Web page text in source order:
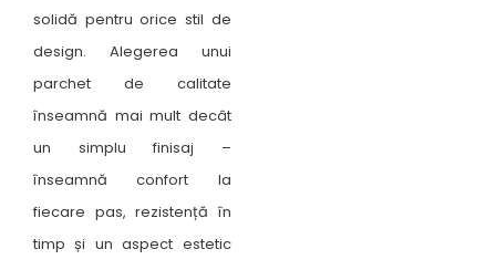
solidă pentru orice stil de
design. Alegerea unui
parchet de calitate
înseamnă mai mult decât
un simplu finisaj –
înseamnă confort la
fiecare pas, rezistență în
timp și un aspect estetic